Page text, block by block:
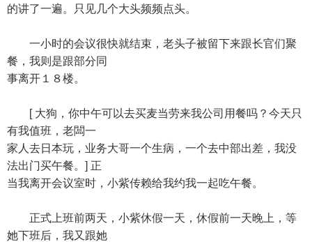
的讲了一遍。只见几个大头频频点头。
一小时的会议很快就结束，老头子被留下来跟长官们聚
餐，我则是跟部分同
事离开１８楼。
[ 大狗，你中午可以去买麦当劳来我公司用餐吗？今天只
有我值班，老闆一
家人去日本玩，业务大哥一个生病，一个去中部出差，我没
法出门买午餐。] 正
当我离开会议室时，小紫传赖给我约我一起吃午餐。
正式上班前两天，小紫休假一天，休假前一天晚上，等
她下班后，我又跟她